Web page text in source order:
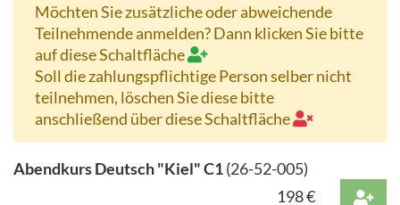
Möchten Sie zusätzliche oder abweichende
Teilnehmende anmelden? Dann klicken Sie bitte
auf diese Schaltfläche
Soll die zahlungspflichtige Person selber nicht
teilnehmen, löschen Sie diese bitte
anschließend über diese Schaltfläche
Abendkurs Deutsch "Kiel" C1(26-52-005)
198€